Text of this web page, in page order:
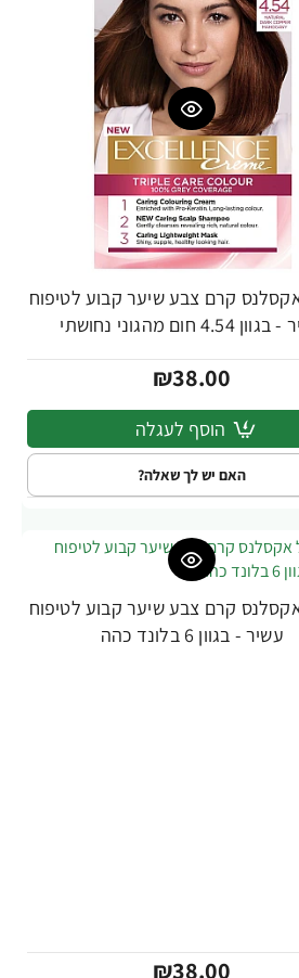
קרם צבע שיער קבוע לטיפוח
4.54 חום מהגוני נחושתי
₪38.00
הוסף לעגלה
האם יש לך שאלה?
קרם צבע שיער קבוע לטיפוח
עשיר - בגוון 6 בלונד כהה
₪38.00